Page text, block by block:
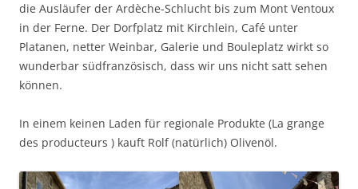
die Ausläufer der Ardèche-Schlucht bis zum Mont Ventoux
in der Ferne. Der Dorfplatz mit Kirchlein, Café unter
Platanen, netter Weinbar, Galerie und Bouleplatz wirkt so
wunderbar südfranzösisch, dass wir uns nicht satt sehen
können.
In einem keinen Laden für regionale Produkte (La grange
des producteurs ) kauft Rolf (natürlich) Olivenöl.